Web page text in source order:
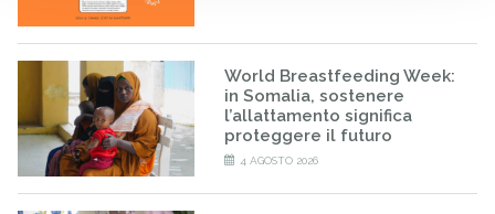
World Breastfeeding Week:
in Somalia, sostenere
l’allattamento significa
proteggere il futuro
4 AGOSTO 2026